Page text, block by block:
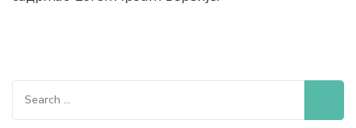
Search
for: